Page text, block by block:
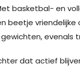
basketbal- en
beetje
evenals
dat actief